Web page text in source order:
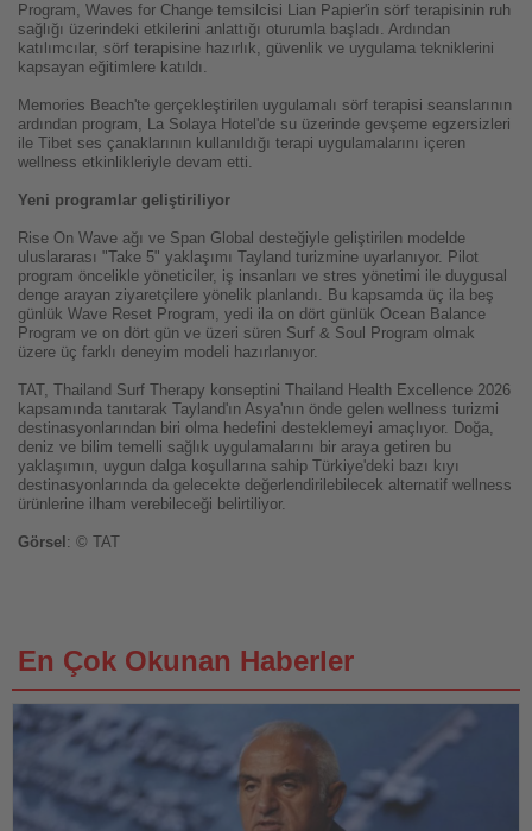
Program, Waves for Change temsilcisi Lian Papier'in sörf terapisinin ruh
sağlığı üzerindeki etkilerini anlattığı oturumla başladı. Ardından
katılımcılar, sörf terapisine hazırlık, güvenlik ve uygulama tekniklerini
kapsayan eğitimlere katıldı.
Memories Beach'te gerçekleştirilen uygulamalı sörf terapisi seanslarının
ardından program, La Solaya Hotel'de su üzerinde gevşeme egzersizleri
ile Tibet ses çanaklarının kullanıldığı terapi uygulamalarını içeren
wellness etkinlikleriyle devam etti.
Yeni programlar geliştiriliyor
Rise On Wave ağı ve Span Global desteğiyle geliştirilen modelde
uluslararası "Take 5" yaklaşımı Tayland turizmine uyarlanıyor. Pilot
program öncelikle yöneticiler, iş insanları ve stres yönetimi ile duygusal
denge arayan ziyaretçilere yönelik planlandı. Bu kapsamda üç ila beş
günlük Wave Reset Program, yedi ila on dört günlük Ocean Balance
Program ve on dört gün ve üzeri süren Surf & Soul Program olmak
üzere üç farklı deneyim modeli hazırlanıyor.
TAT, Thailand Surf Therapy konseptini Thailand Health Excellence 2026
kapsamında tanıtarak Tayland'ın Asya'nın önde gelen wellness turizmi
destinasyonlarından biri olma hedefini desteklemeyi amaçlıyor. Doğa,
deniz ve bilim temelli sağlık uygulamalarını bir araya getiren bu
yaklaşımın, uygun dalga koşullarına sahip Türkiye'deki bazı kıyı
destinasyonlarında da gelecekte değerlendirilebilecek alternatif wellness
ürünlerine ilham verebileceği belirtiliyor.
Görsel : © TAT
En Çok Okunan Haberler